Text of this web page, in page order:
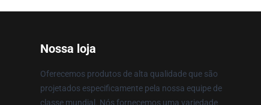
Nossa loja
Oferecemos produtos de alta qualidade que são
projetados especificamente pela nossa equipe de
classe mundial. Nós fornecemos uma variedade